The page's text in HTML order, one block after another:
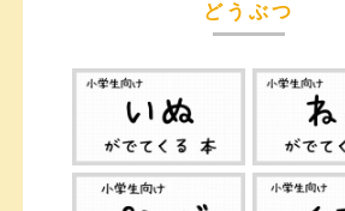
どうぶつ